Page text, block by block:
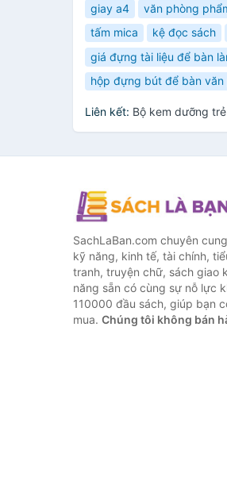
giay a4 văn phòng
tấm mica
kệ đọc sách
giá đựng tài liệu để bàn
hộp đựng bút để bàn văn
Liên kết: Bộ kem dưỡng
SachLaBan.com chuyên
kỹ năng, kinh tế, tài chính,
tranh, truyện chữ, sách giao
năng sẵn có cùng sự nỗ lực
110000 đầu sách, giúp bạn
mua. Chúng tôi không bán